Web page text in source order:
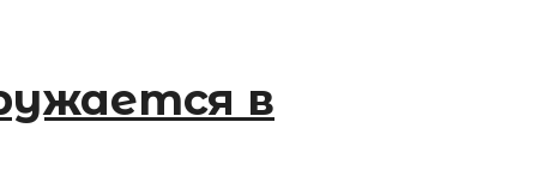
в